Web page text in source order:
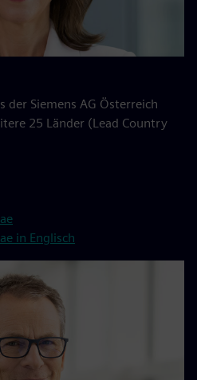
der Siemens AG Österreich
25 Länder (Lead Country
in Englisch